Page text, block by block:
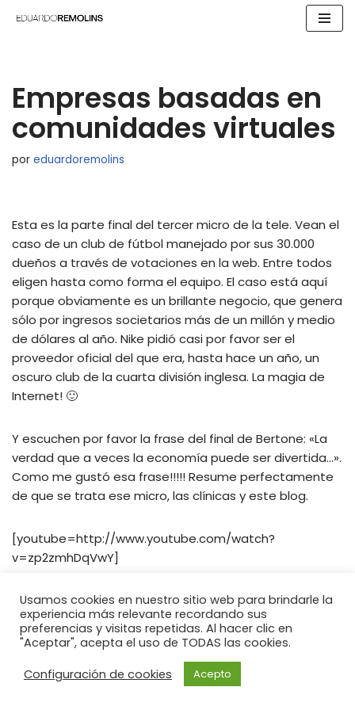
Empresas basadas en
comunidades virtuales
por eduardoremolins
Esta es la parte final del tercer micro de la tele. Vean el
caso de un club de fútbol manejado por sus 30.000
dueños a través de votaciones en la web. Entre todos
eligen hasta como forma el equipo. El caso está aquí
porque obviamente es un brillante negocio, que genera
sólo por ingresos societarios más de un millón y medio
de dólares al año. Nike pidió casi por favor ser el
proveedor oficial del que era, hasta hace un año, un
oscuro club de la cuarta división inglesa. La magia de
Internet! 🙂
Y escuchen por favor la frase del final de Bertone: «La
verdad que a veces la economía puede ser divertida…».
Como me gustó esa frase!!!!! Resume perfectamente
de que se trata ese micro, las clínicas y este blog.
[youtube=http://www.youtube.com/watch?
v=zp2zmhDqVwY]
Usamos cookies en nuestro sitio web para brindarle la
experiencia más relevante recordando sus
preferencias y visitas repetidas. Al hacer clic en
"Aceptar", acepta el uso de TODAS las cookies.
Configuración de cookies
Acepto